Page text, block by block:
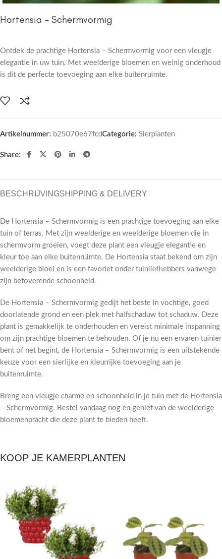
Hortensia – Schermvormig
Ontdek de prachtige Hortensia – Schermvormig voor een vleugje
elegantie in uw tuin. Met weelderige bloemen en weinig onderhoud
is dit de perfecte toevoeging aan elke buitenruimte.
Artikelnummer: b25070e67fcdCategorie: Sierplanten
Share:
BESCHRIJVINGSHIPPING & DELIVERY
De Hortensia – Schermvormig is een prachtige toevoeging aan elke
tuin of terras. Met zijn weelderige en weelderige bloemen die in
schermvorm groeien, voegt deze plant een vleugje elegantie en
kleur toe aan elke buitenruimte. De Hortensia staat bekend om zijn
weelderige bloei en is een favoriet onder tuinliefhebbers vanwege
zijn betoverende schoonheid.
De Hortensia – Schermvormig gedijt het beste in vochtige, goed
doorlatende grond en een plek met halfschaduw tot schaduw. Deze
plant is gemakkelijk te onderhouden en vereist minimale inspanning
om zijn prachtige bloemen te behouden. Of je nu een ervaren tuinier
bent of net begint, de Hortensia – Schermvormig is een uitstekende
keuze voor een sierlijke en kleurrijke toevoeging aan je
buitenruimte.
Breng een vleugje charme en schoonheid in je tuin met de Hortensia
– Schermvormig. Bestel vandaag nog en geniet van de weelderige
bloemenpracht die deze plant te bieden heeft.
KOOP JE KAMERPLANTEN